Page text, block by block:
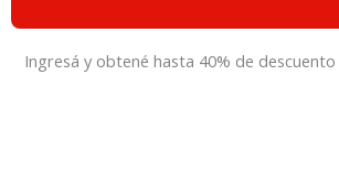
Ingresá y obtené hasta 40% de